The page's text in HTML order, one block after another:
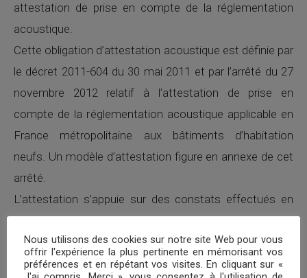
attestation de prise en compte de la réglementation
acoustique.
Cette obligation d’attestation acoustique est définie par
le décret 2011-604 du 30 mai 2011 et par l’arrêté du 27
novembre 2012 relatif à l’attestation de prise en
compte de la réglementation acoustique applicable en
France métropolitaine aux bâtiments d’habitation
neufs. Un modèle d’attestation figure en annexe de cet
arrêté.
L’attestation s’appuie sur des constats effectués en
phases études et chantier, et, pour les opérations d’au
moins 10 logements, sur des mesures acoustiques
réalisées à la fin des travaux de construction.
Nous utilisons des cookies sur notre site Web pour vous
offrir l'expérience la plus pertinente en mémorisant vos
préférences et en répétant vos visites. En cliquant sur «